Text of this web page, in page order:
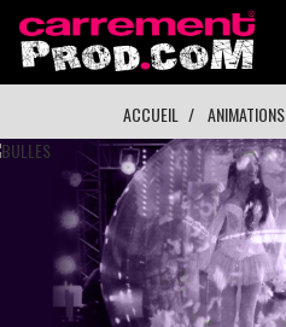
ACCUEIL ANIMATIONS